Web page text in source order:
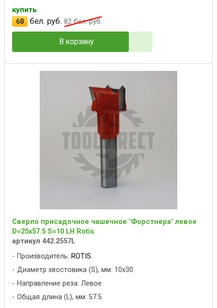
купить
68
бел. руб. 82бел. руб.
В корзину
Сверло присадочное чашечное "Форстнера" левое
D=25x57.5 S=10 LH Rotis
артикул 442.2557L
Производитель: ROTIS
Диаметр хвостовика (S), мм: 10x30
Направление реза: Левое
Общая длина (L), мм: 57.5